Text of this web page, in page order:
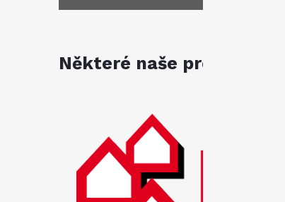
Některé naše produkty